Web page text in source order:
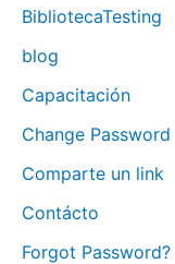
BibliotecaTesting
blog
Capacitación
Change Password
Comparte un link
Contácto
Forgot Password?